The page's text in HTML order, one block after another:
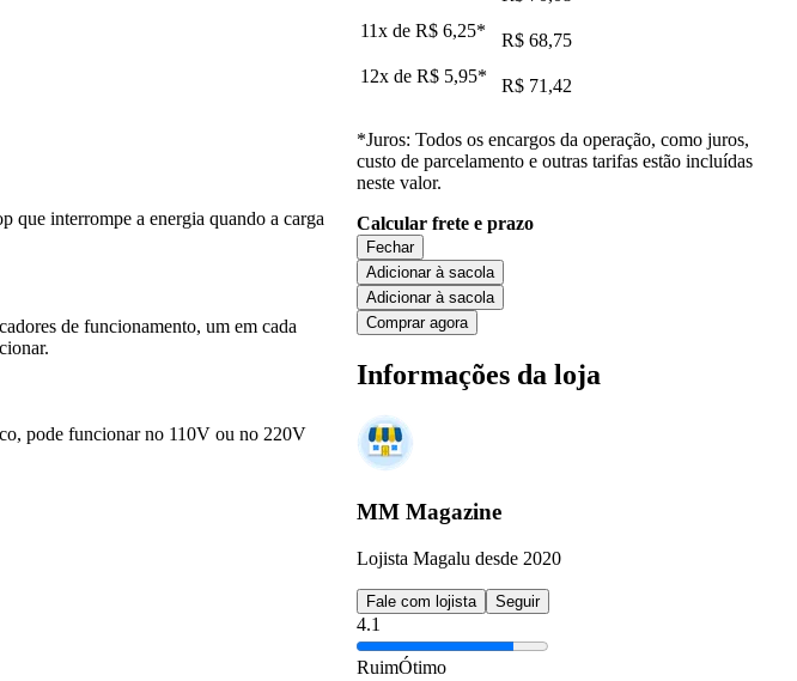
11x de R$ 6,25*
R$ 68,75
12x de R$ 5,95* R$ 71,42
*Juros: Todos os encargos da operação, como juros,
custo de parcelamento e outras tarifas estão incluídas
neste valor.
Calcular frete e prazo
Fechar
Adicionar à sacola
Adicionar à sacola
Comprar agora
Informações da loja
MM Magazine
Lojista Magalu desde 2020
Fale com lojista Seguir
4.1
RuimÓtimo
interrompe a energia quando a carga
de funcionamento, um em cada
pode funcionar no 110V ou no 220V